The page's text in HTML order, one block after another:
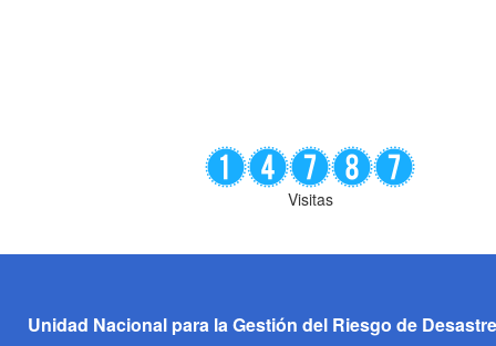
Visitas
Unidad Nacional para la Gestión del Riesgo de